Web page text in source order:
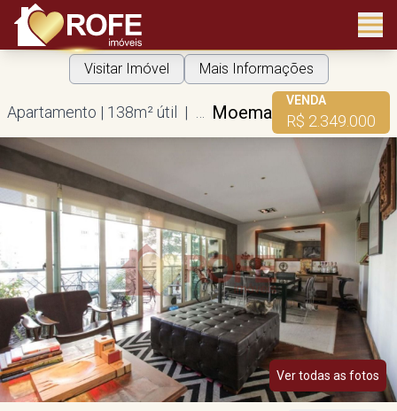
Moema
VENDA
R$ 2.349.000
Visitar Imóvel Mais Informações
Ver todas as fotos